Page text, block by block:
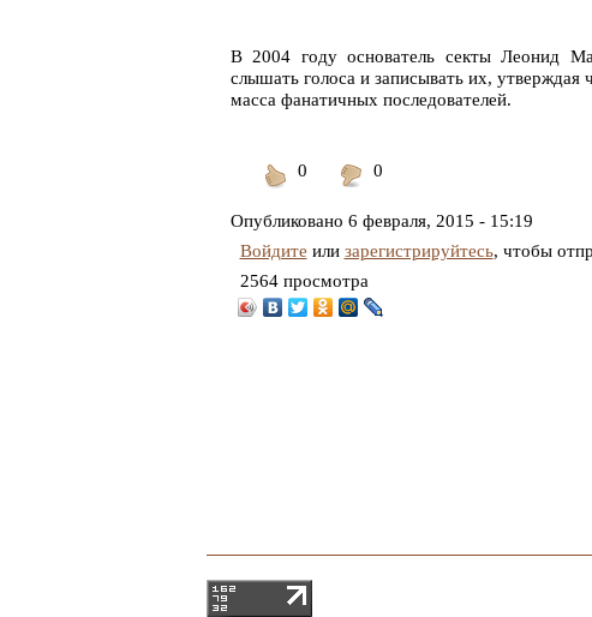
В 2004 году основатель секты Леонид
слышать голоса и записывать их, утверждая
масса фанатичных последователей.
0
понравилось
0
Опубликовано 6 февраля, 2015 - 15:19
Войдите или зарегистрируйтесь, чтобы
2564 просмотра